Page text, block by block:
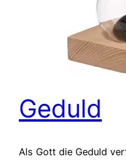
Geduld
Als Gott die Geduld